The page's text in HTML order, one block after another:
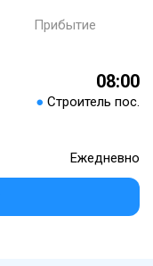
Прибытие
08:00
● Строитель пос.
Ежедневно